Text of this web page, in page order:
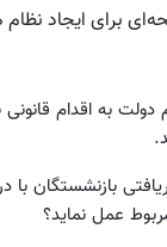
برای ایجاد
به اقدام
بازنشستگان با
عمل نماید؟